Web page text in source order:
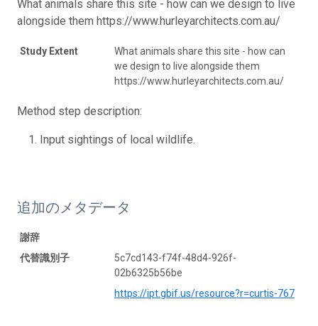
What animals share this site - how can we design to live
alongside them https://www.hurleyarchitects.com.au/
Study Extent
What animals share this site - how can
we design to live alongside them
https://www.hurleyarchitects.com.au/
Method step description:
Input sightings of local wildlife.
追加のメタデータ
謝辞
代替識別子
5c7cd143-f74f-48d4-926f-
02b6325b56be
https://ipt.gbif.us/resource?r=curtis-767